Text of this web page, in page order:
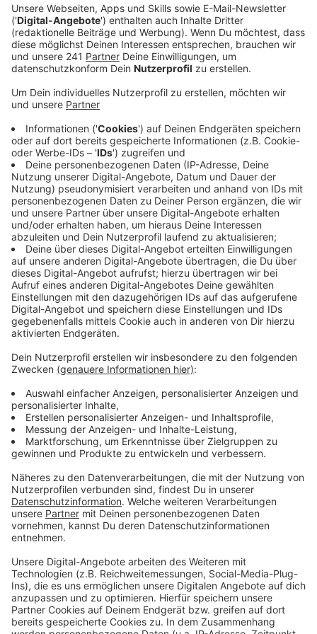
aller Menschen in Leverkusen bestmöglich
miteinander vereinbaren.
Veröffentlicht:Montag, 24.04.2023 06:23
Anzeige
Die Stadt hat schon ein Konzept für Wohnungsbau,
eins für die Mobilität und für die Klimaanpassung –
aber diese Programme kollidieren in vielen Punkten
miteinander, und auch noch mit anderen Bereichen in
unserer Stadt. Die will sie alle unter einen Hut bringen:
Verkehr, Wohnungsbau, soziale Teilhabe, Bildung und
Wirtschaft – damit alle Bedürfnisse erfüllt werden und
niemand vergessen wird, soll das in einem großen
Masterplan für Leverkusen zusammenfließen und
miteinander abgestimmt werden. Den zu entwickeln,
wird Jahre dauern und Geld kosten, sagt die Stadt:
Rund 300.000 Euro stehen in der Vorlage für das
Projekt, das der Stadtrat Anfang Juni bewilligen soll.
Anzeige
Weitere Meldungen aus Leverkusen
Anzeige
"Schotterwaschmaschine" reinigt Leverkusener
Gleisbetten
Wieder wärmeres Wasser in Leverkusener
Zahlreiche Falschparker bei Leverkusener Zuckerfest
Anzeige